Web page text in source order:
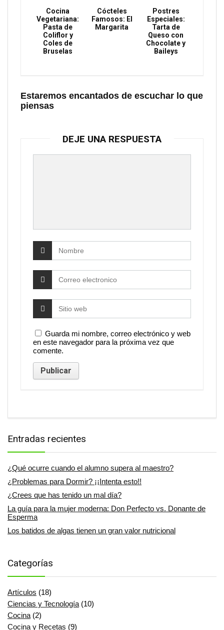
Cocina
Vegetariana:
Pasta de
Coliflor y
Coles de
Bruselas
Cócteles
Famosos: El
Margarita
Postres
Especiales:
Tarta de
Queso con
Chocolate y
Baileys
Estaremos encantados de escuchar lo que
piensas
DEJE UNA RESPUESTA
Guarda mi nombre, correo electrónico y web
en este navegador para la próxima vez que
comente.
Entradas recientes
¿Qué ocurre cuando el alumno supera al maestro?
¿Problemas para Dormir? ¡¡Intenta esto!!
¿Crees que has tenido un mal día?
La guía para la mujer moderna: Don Perfecto vs. Donante de
Esperma
Los batidos de algas tienen un gran valor nutricional
Categorías
Artículos (18)
Ciencias y Tecnología (10)
Cocina (2)
Cocina y Recetas (9)